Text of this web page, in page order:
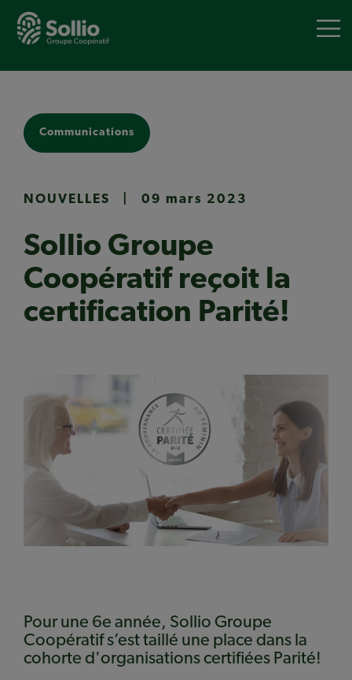
contenu
principal
Communications
NOUVELLES 09 mars 2023
Sollio Groupe
Coopératif reçoit la
certification Parité!
Pour une 6e année, Sollio Groupe
Coopératif s’est taillé une place dans la
cohorte d'organisations certifiées Parité!